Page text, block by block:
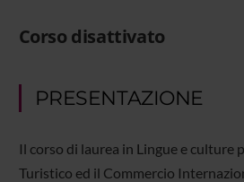
Corso disattivato
PRESENTAZIONE
Il corso di laurea in Lingue e culture
Turistico ed il Commercio